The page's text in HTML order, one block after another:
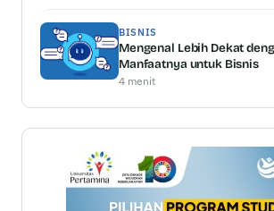
BISNIS
Mengenal Lebih Dekat
Manfaatnya untuk Bisnis
4 menit